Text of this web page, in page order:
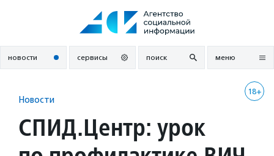
новости сервисы поиск меню
18+
Новости
СПИД.Центр: урок